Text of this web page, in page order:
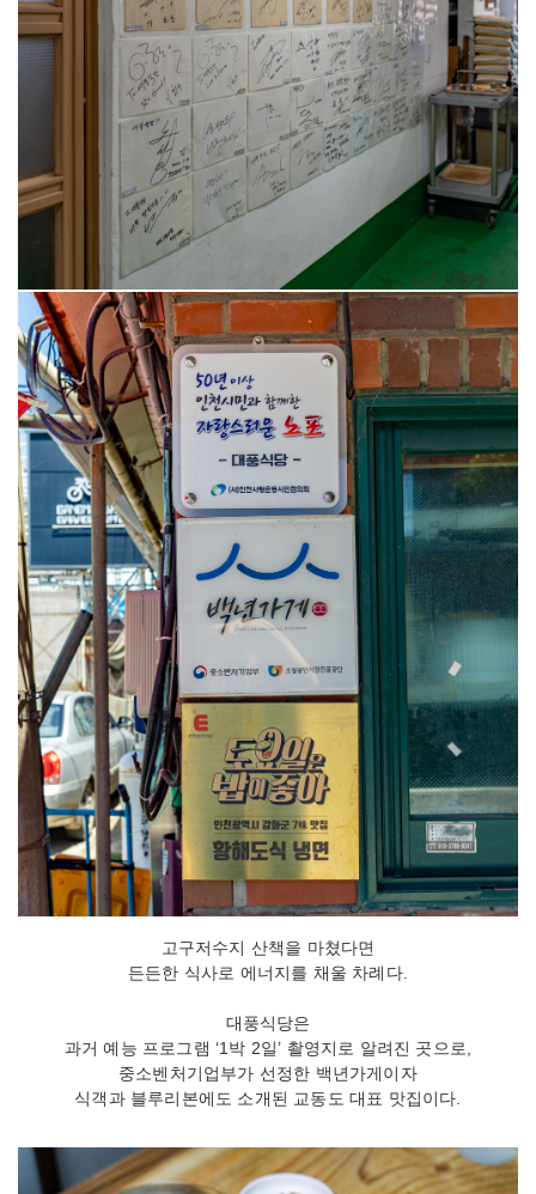
고구저수지 산책을 마쳤다면
든든한 식사로 에너지를 채울 차례다.
대풍식당은
과거 예능 프로그램 ‘1박 2일’ 촬영지로 알려진 곳으로,
중소벤처기업부가 선정한 백년가게이자
식객과 블루리본에도 소개된 교동도 대표 맛집이다.